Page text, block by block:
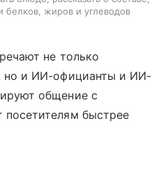
белков, жиров и углеводов
не только
но и ИИ-официанты и ИИ-
общение с
быстрее